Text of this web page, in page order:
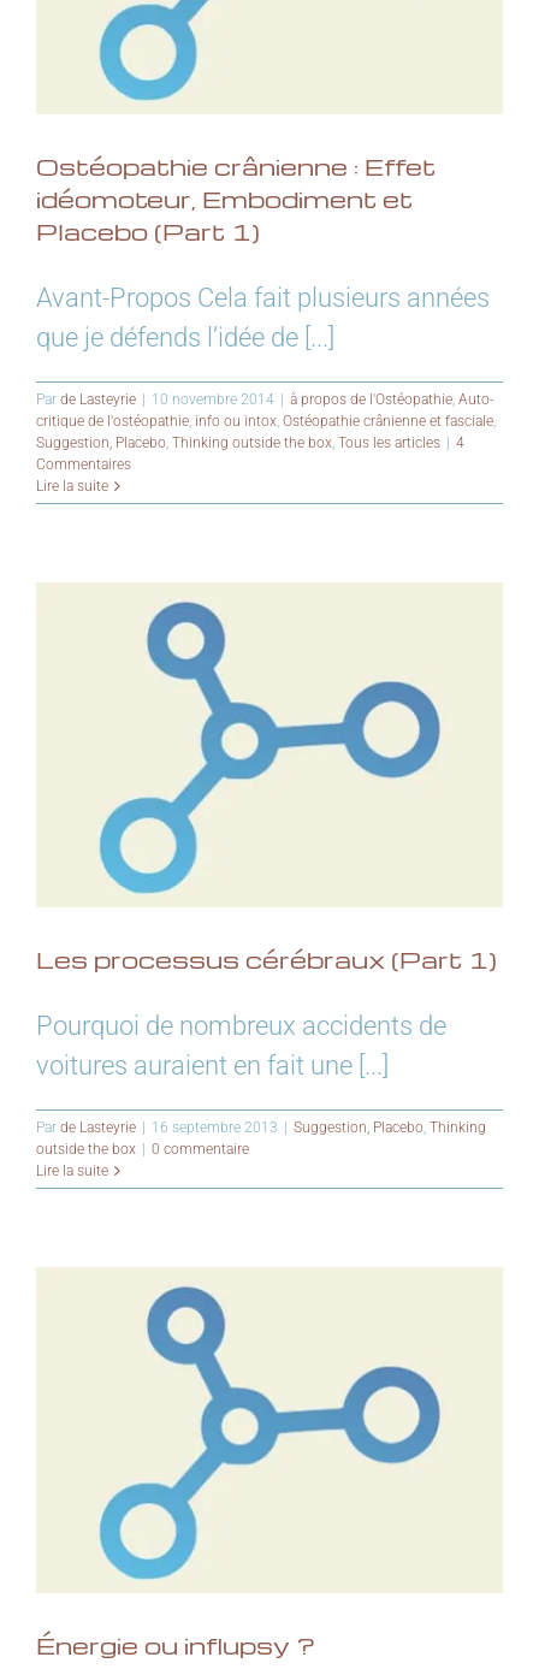
Ostéopathie crânienne : Effet
idéomoteur, Embodiment et
Placebo (Part 1)
Avant-Propos Cela fait plusieurs années
que je défends l’idée de [...]
Par de Lasteyrie | 10 novembre 2014 | à propos de l'Ostéopathie Auto-
critique de l'ostéopathie info ou intox Ostéopathie crânienne et fasciale
Suggestion, Placebo Thinking outside the box Tous les articles | 4
Commentaires
Lire la suite
Les processus cérébraux (Part 1)
Pourquoi de nombreux accidents de
voitures auraient en fait une [...]
Par de Lasteyrie 16 septembre 2013 Suggestion, Placebo, Thinking
outside the box
0 commentaire
Lire la suite
Énergie ou influpsy ?